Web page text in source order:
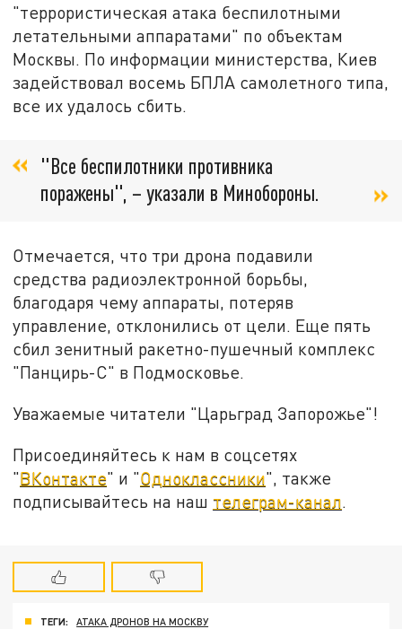
"террористическая атака беспилотными
летательными аппаратами" по объектам
Москвы. По информации министерства, Киев
задействовал восемь БПЛА самолетного типа,
все их удалось сбить.
"Все беспилотники противника
поражены", – указали в Минобороны.
Отмечается, что три дрона подавили
средства радиоэлектронной борьбы,
благодаря чему аппараты, потеряв
управление, отклонились от цели. Еще пять
сбил зенитный ракетно-пушечный комплекс
"Панцирь-С" в Подмосковье.
Уважаемые читатели "Царьград Запорожье"!
Присоединяйтесь к нам в соцсетях
"ВКонтакте" и "Одноклассники", также
подписывайтесь на наш телеграм-канал.
ТЕГИ:
АТАКА ДРОНОВ НА МОСКВУ